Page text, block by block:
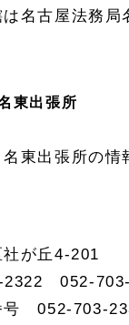
名古屋法務局
東出張所
東出張所の情
が丘4-201
052-
号 052-703-